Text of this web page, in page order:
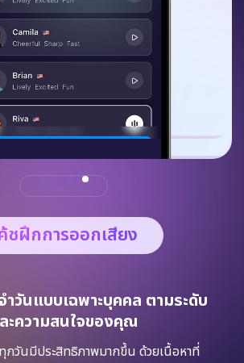
ชฝึกการออกเสียง
ำวันแบบเฉพาะบุคคล ตามระดับ
ะความสนใจของคุณ
กวันมีประสิทธิภาพมากขึ้น ด้วยเนื้อหาที่